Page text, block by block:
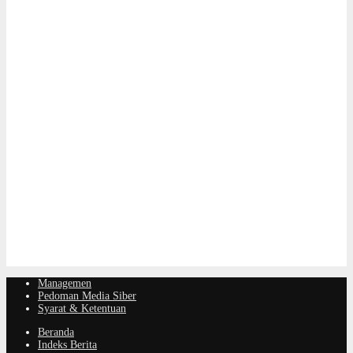
Managemen
Pedoman Media Siber
Syarat & Ketentuan
Beranda
Indeks Berita